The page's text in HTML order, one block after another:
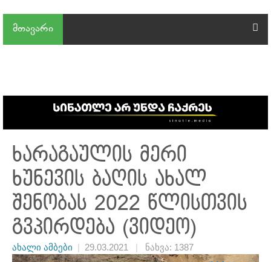
მთავარი
ხარაგაულის მერი
ხუნევის ბაღის ახალ
შენობას 2022 წლისთვის
გვპირდება (ვიდეო)
ახალი ამბები 29.03.2021 ნახვა: 1387